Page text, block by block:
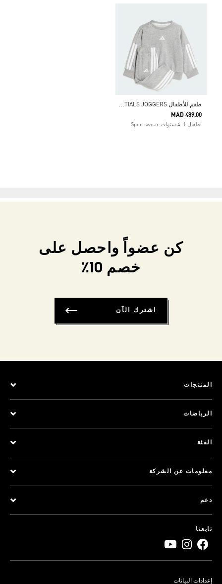
ط
قم للأطفال ESSENTIALS JOGGERS
MAD 489.00
اطفال 1-4 سنوات Sportswear
كن عضواً واحصل على
خصم 10٪
اشترك الآن
المنتجات
الرياضات
الفئة
معلومات عن الشركة
دعم
تابعنا
إعدادات البيانات